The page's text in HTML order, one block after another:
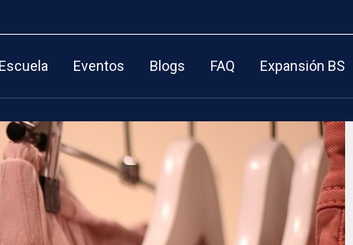
Eventos Blogs FAQ Expansión BS